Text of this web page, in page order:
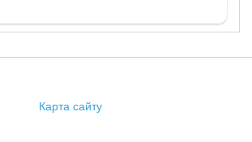
Карта сайту